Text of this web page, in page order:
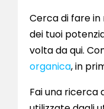
Cerca di fare
dei tuoi
volta da qui.
organica, in
Fai una ricerca